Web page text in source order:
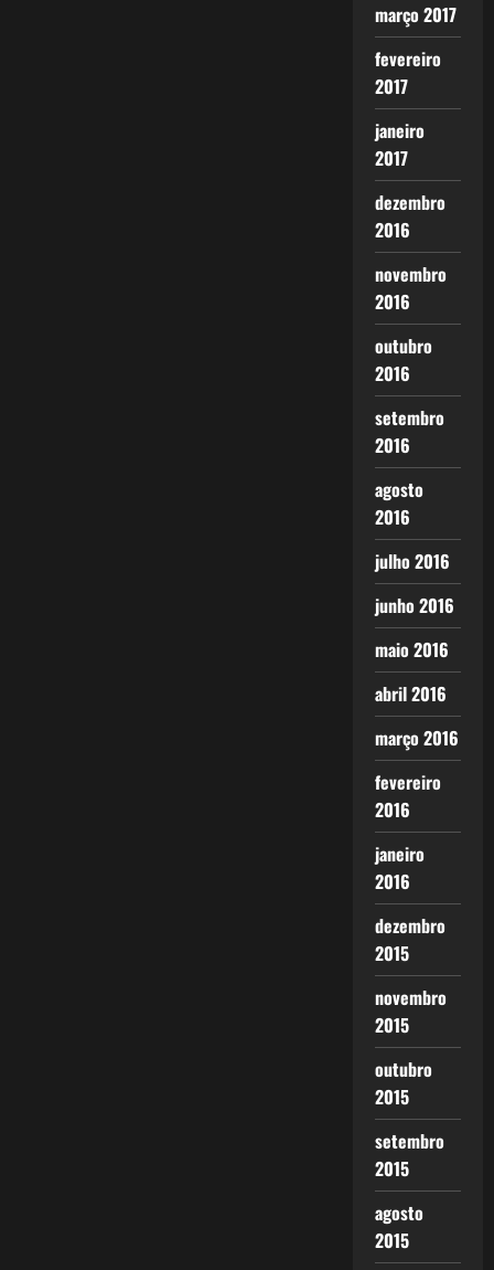
março 2017
fevereiro
2017
janeiro
2017
dezembro
2016
novembro
2016
outubro
2016
setembro
2016
agosto
2016
julho 2016
junho 2016
maio 2016
abril 2016
março 2016
fevereiro
2016
janeiro
2016
dezembro
2015
novembro
2015
outubro
2015
setembro
2015
agosto
2015